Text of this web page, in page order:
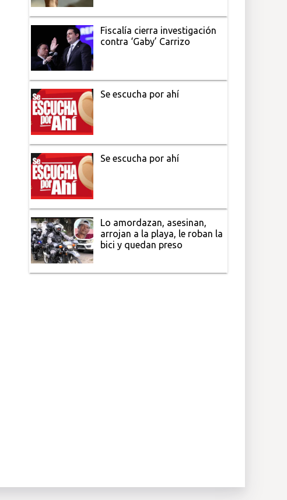
Fiscalía cierra investigación
contra ‘Gaby’ Carrizo
Se escucha por ahí
Se escucha por ahí
Lo amordazan, asesinan,
arrojan a la playa, le roban la
bici y quedan preso